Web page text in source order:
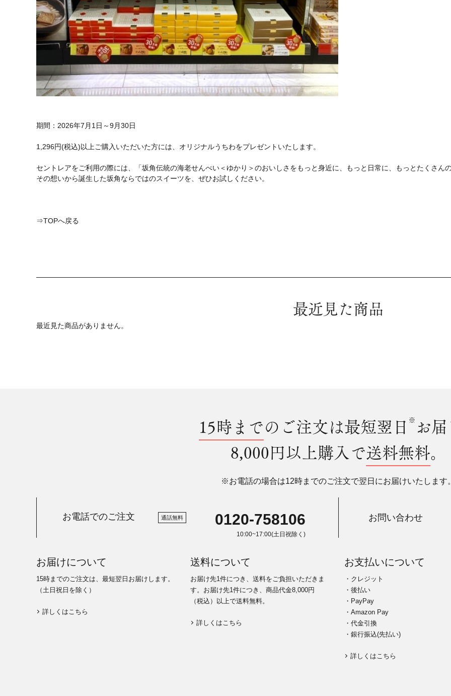
期間：2026年7月1日～9月30日
1,296円(税込)以上ご購入いただいた方には、オリジナルうちわをプレゼントいたします。
セントレアをご利用の際には、「坂角伝統の海老せんべい＜ゆかり＞のおいしさをもっと身近に、もっと日常に、もっとたくさん
その想いから誕生した坂角ならではのスイーツを、ぜひお試しください。
⇒TOPへ戻る
最近見た商品
最近見た商品がありません。
15時までのご注文は最短翌日 ※ お
8,000円以上購入で送料無料。
※お電話の場合は12時までのご注文で翌日にお届けいたします
お電話でのご注文 通話無料 0120-758106
10:00~17:00(土日祝除く)
お問い合わせ
お届けについて
15時までのご注文は、最短翌日お届けします。
（土日祝日を除く）
詳しくはこちら
送料について
お届け先1件につき、送料をご負担いただきま
す。お届け先1件につき、商品代金8,000円
（税込）以上で送料無料。
詳しくはこちら
お支払いについて
・クレジット
・後払い
・PayPay
・Amazon Pay
・代金引換
・銀行振込(先払い)
詳しくはこちら